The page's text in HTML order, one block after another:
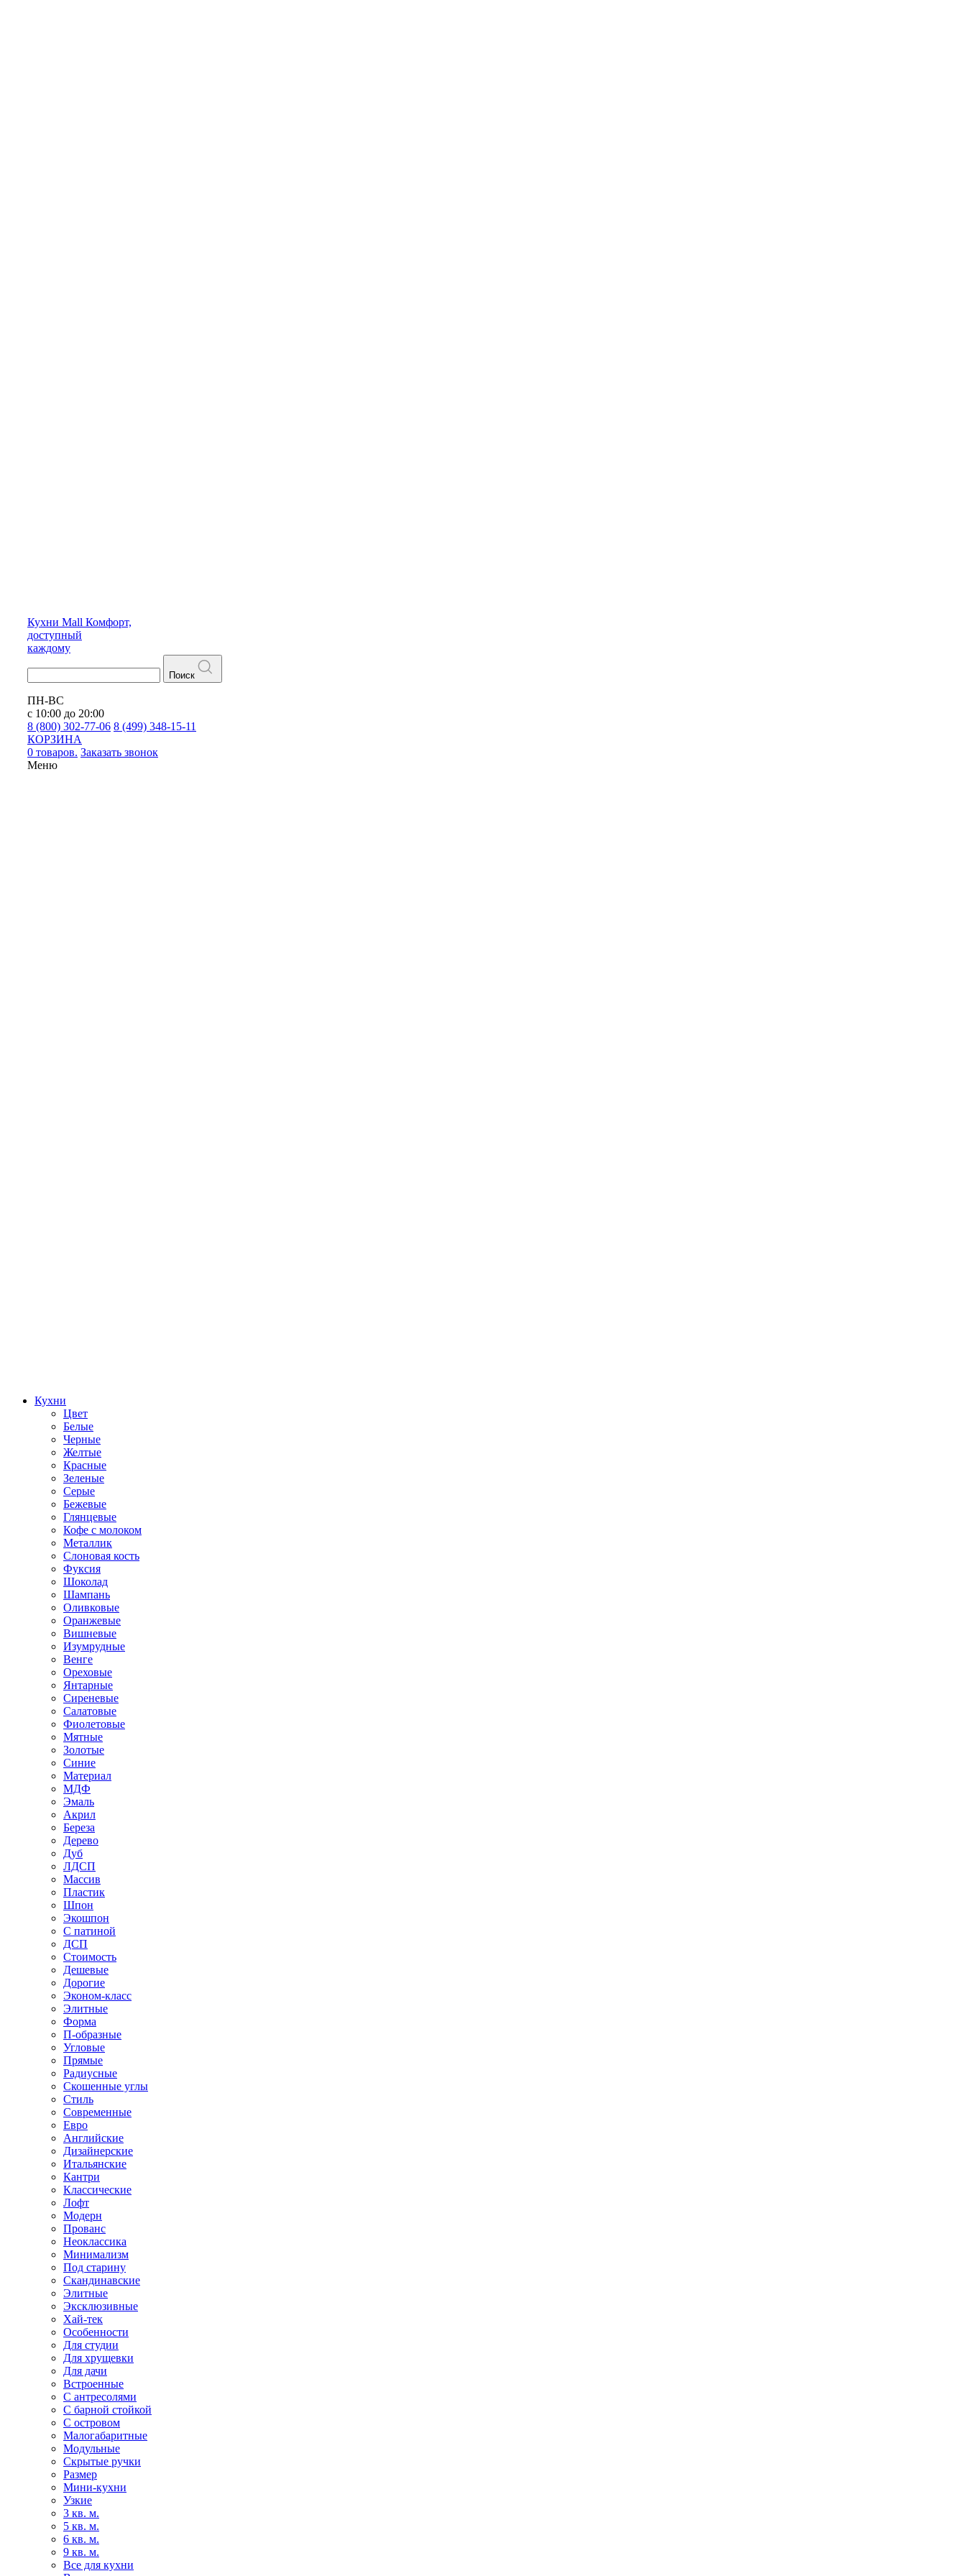
Кухни Mall Комфорт,
доступный
каждому
Поиск
ПН-ВС
с 10:00 до 20:00
8 (800) 302-77-06 8 (499) 348-15-11
КОРЗИНА
0 товаров. Заказать звонок
Меню
Кухни
Цвет
Белые
Черные
Желтые
Красные
Зеленые
Серые
Бежевые
Глянцевые
Кофе с молоком
Металлик
Слоновая кость
Фуксия
Шоколад
Шампань
Оливковые
Оранжевые
Вишневые
Изумрудные
Венге
Ореховые
Янтарные
Сиреневые
Салатовые
Фиолетовые
Мятные
Золотые
Синие
Материал
МДФ
Эмаль
Акрил
Береза
Дерево
Дуб
ЛДСП
Массив
Пластик
Шпон
Экошпон
С патиной
ДСП
Стоимость
Дешевые
Дорогие
Эконом-класс
Элитные
Форма
П-образные
Угловые
Прямые
Радиусные
Скошенные углы
Стиль
Современные
Евро
Английские
Дизайнерские
Итальянские
Кантри
Классические
Лофт
Модерн
Прованс
Неоклассика
Минимализм
Под старину
Скандинавские
Элитные
Эксклюзивные
Хай-тек
Особенности
Для студии
Для хрущевки
Для дачи
Встроенные
С антресолями
С барной стойкой
С островом
Малогабаритные
Модульные
Скрытые ручки
Размер
Мини-кухни
Узкие
3 кв. м.
5 кв. м.
6 кв. м.
9 кв. м.
Все для кухни